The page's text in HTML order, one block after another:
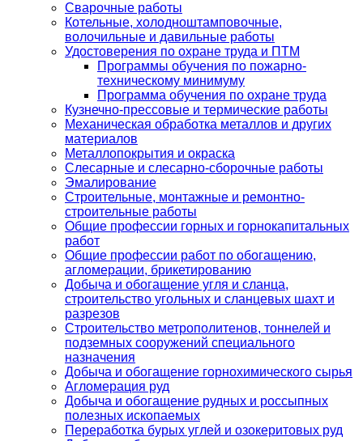
Сварочные работы
Котельные, холодноштамповочные,
волочильные и давильные работы
Удостоверения по охране труда и ПТМ
Программы обучения по пожарно-
техническому минимуму
Программа обучения по охране труда
Кузнечно-прессовые и термические работы
Механическая обработка металлов и других
материалов
Металлопокрытия и окраска
Слесарные и слесарно-сборочные работы
Эмалирование
Строительные, монтажные и ремонтно-
строительные работы
Общие профессии горных и горнокапитальных
работ
Общие профессии работ по обогащению,
агломерации, брикетированию
Добыча и обогащение угля и сланца,
строительство угольных и сланцевых шахт и
разрезов
Строительство метрополитенов, тоннелей и
подземных сооружений специального
назначения
Добыча и обогащение горнохимического сырья
Агломерация руд
Добыча и обогащение рудных и россыпных
полезных ископаемых
Переработка бурых углей и озокеритовых руд